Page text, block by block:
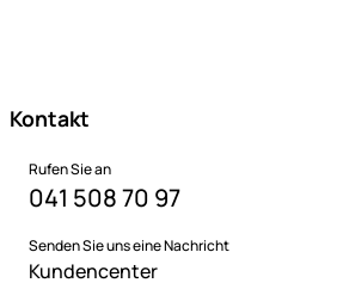
Kontakt
Rufen Sie an
041 508 70 97
Senden Sie uns eine Nachricht
Kundencenter